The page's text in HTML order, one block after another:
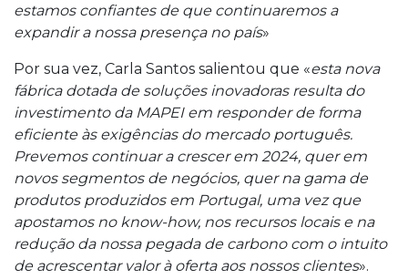
estamos confiantes de que continuaremos a
expandir a nossa presença no país»
Por sua vez, Carla Santos salientou que «esta nova
fábrica dotada de soluções inovadoras resulta do
investimento da MAPEI em responder de forma
eficiente às exigências do mercado português.
Prevemos continuar a crescer em 2024, quer em
novos segmentos de negócios, quer na gama de
produtos produzidos em Portugal, uma vez que
apostamos no know-how, nos recursos locais e na
redução da nossa pegada de carbono com o intuito
de acrescentar valor à oferta aos nossos clientes».